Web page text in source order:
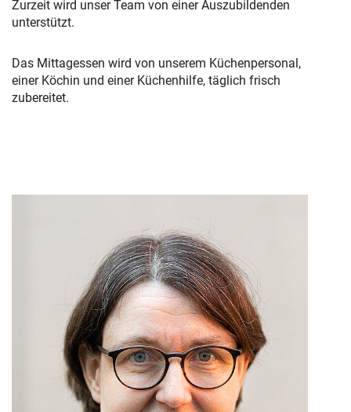
Zurzeit wird unser Team von einer Auszubildenden
unterstützt.
Das Mittagessen wird von unserem Küchenpersonal,
einer Köchin und einer Küchenhilfe, täglich frisch
zubereitet.